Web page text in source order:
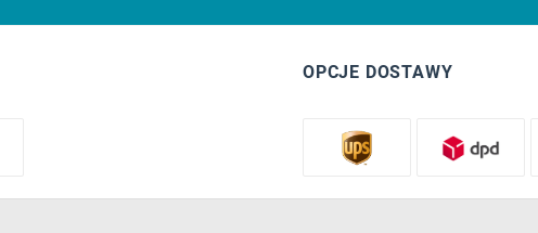
OPCJE DOSTAWY